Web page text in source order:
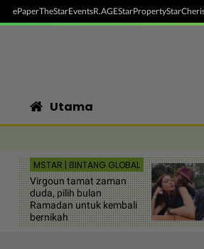
ePaperTheStarEventsR.AGEStarProperty
Utama
MSTAR | BINTANG GLOBAL
Virgoun tamat zaman
duda, pilih bulan
Ramadan untuk kembali
bernikah